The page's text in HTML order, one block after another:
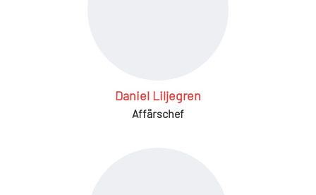
Daniel Liljegren
Affärschef